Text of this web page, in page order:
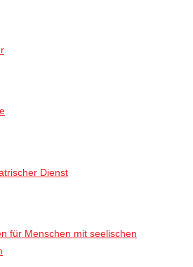
Dienst
für Menschen mit seelischen